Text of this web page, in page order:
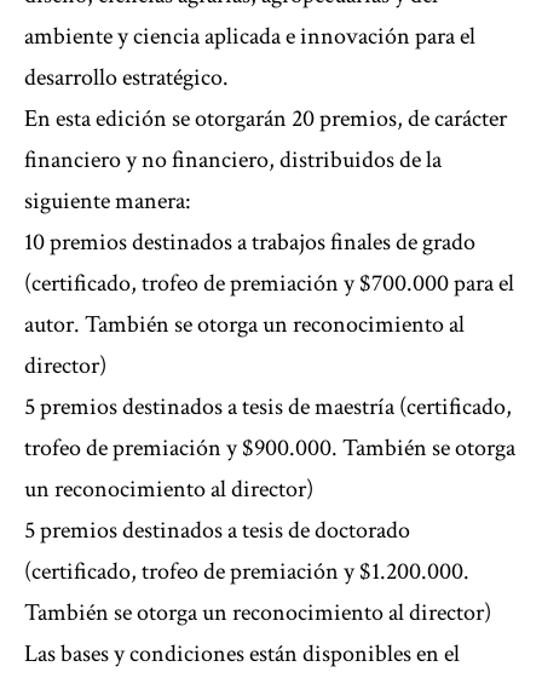
ambiente y ciencia aplicada e innovación para el
desarrollo estratégico.
En esta edición se otorgarán 20 premios, de carácter
financiero y no financiero, distribuidos de la
siguiente manera:
10 premios destinados a trabajos finales de grado
(certificado, trofeo de premiación y $700.000 para el
autor. También se otorga un reconocimiento al
director)
5 premios destinados a tesis de maestría (certificado,
trofeo de premiación y $900.000. También se otorga
un reconocimiento al director)
5 premios destinados a tesis de doctorado
(certificado, trofeo de premiación y $1.200.000.
También se otorga un reconocimiento al director)
Las bases y condiciones están disponibles en el